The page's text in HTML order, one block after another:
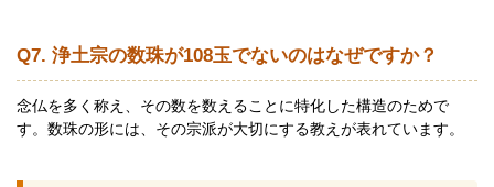
Q7. 浄土宗の数珠が108玉でないのはなぜですか？
念仏を多く称え、その数を数えることに特化した構造のためで
す。数珠の形には、その宗派が大切にする教えが表れています。